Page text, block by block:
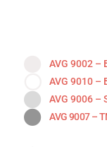
AVG 9002 –
AVG 9010 –
AVG 9006 –
AVG 9007 –